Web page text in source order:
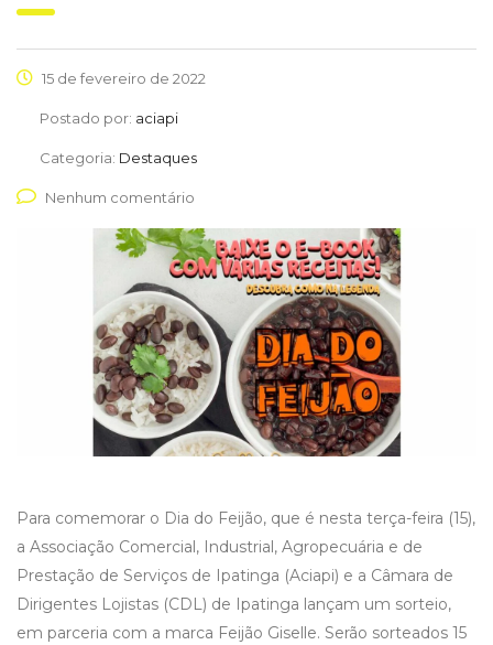
15 de fevereiro de 2022
Postado por: aciapi
Categoria: Destaques
Nenhum comentário
Para comemorar o Dia do Feijão, que é nesta terça-feira (15),
a Associação Comercial, Industrial, Agropecuária e de
Prestação de Serviços de Ipatinga (Aciapi) e a Câmara de
Dirigentes Lojistas (CDL) de Ipatinga lançam um sorteio,
em parceria com a marca Feijão Giselle. Serão sorteados 15